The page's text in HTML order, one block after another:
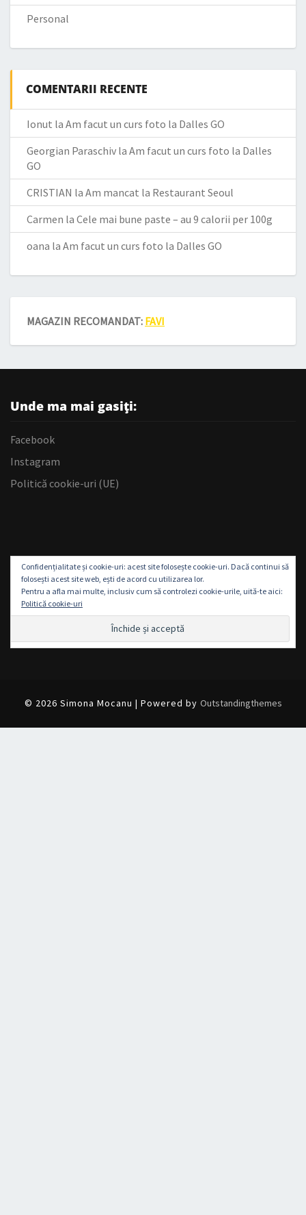
Personal
COMENTARII RECENTE
Ionut la Am facut un curs foto la Dalles GO
Georgian Paraschiv la Am facut un curs foto la Dalles
GO
CRISTIAN la Am mancat la Restaurant Seoul
Carmen la Cele mai bune paste – au 9 calorii per 100g
oana la Am facut un curs foto la Dalles GO
MAGAZIN RECOMANDAT: FAVI
Unde ma mai gasiți:
Facebook
Instagram
Politică cookie-uri (UE)
Confidențialitate și cookie-uri: acest site folosește cookie-uri. Dacă continui să
folosești acest site web, ești de acord cu utilizarea lor.
Pentru a afla mai multe, inclusiv cum să controlezi cookie-urile, uită-te aici:
Politică cookie-uri
© 2026 Simona Mocanu | Powered by Outstandingthemes